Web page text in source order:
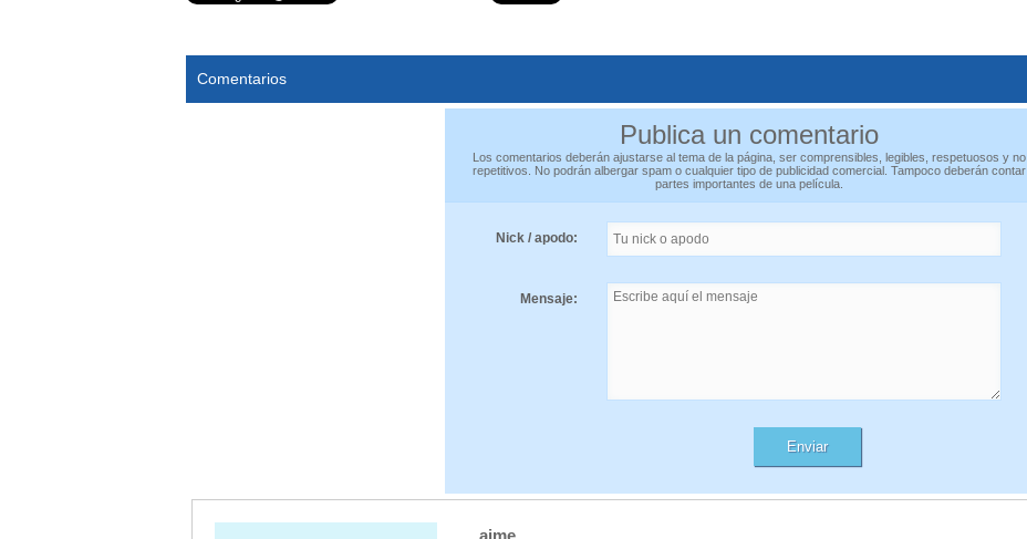
Comentarios
Publica un comentario
Los comentarios deberán ajustarse al tema de la página, ser comprensibles, legibles, respetuosos y no
repetitivos. No podrán albergar spam o cualquier tipo de publicidad comercial. Tampoco deberán contar
partes importantes de una película.
Nick / apodo:
Mensaje:
aime